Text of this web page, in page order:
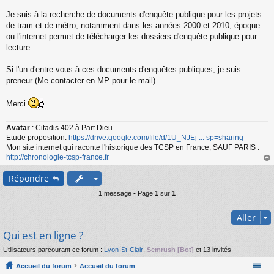
s
g
e
n
n
u
Je suis à la recherche de documents d'enquête publique pour les projets
de tram et de métro, notamment dans les années 2000 et 2010, époque
ou l'internet permet de télécharger les dossiers d'enquête publique pour
lecture
Si l'un d'entre vous à ces documents d'enquêtes publiques, je suis
preneur (Me contacter en MP pour le mail)
Merci
Avatar : Citadis 402 à Part Dieu
Etude proposition: https://drive.google.com/file/d/1U_NJEj ... sp=sharing
Mon site internet qui raconte l'historique des TCSP en France, SAUF PARIS :
http://chronologie-tcsp-france.fr
au
Répondre
1 message • Page 1 sur 1
Aller
Qui est en ligne ?
Utilisateurs parcourant ce forum : Lyon-St-Clair, Semrush [Bot] et 13 invités
Accueil du forum Accueil du forum